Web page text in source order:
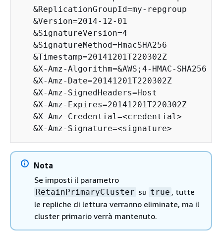
   &ReplicationGroupId=my-repgroup
   &Version=2014-12-01
   &SignatureVersion=4
   &SignatureMethod=HmacSHA256
   &Timestamp=20141201T220302Z
   &X-Amz-Algorithm=&AWS;4-HMAC-SHA256
   &X-Amz-Date=20141201T220302Z
   &X-Amz-SignedHeaders=Host
   &X-Amz-Expires=20141201T220302Z
   &X-Amz-Credential=<credential>
   &X-Amz-Signature=<signature>
Nota
Se imposti il parametro
RetainPrimaryCluster su true , tutte
le repliche di lettura verranno eliminate, ma il
cluster primario verrà mantenuto.